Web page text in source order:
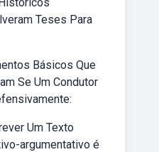
Teses Para
Básicos Que
Se Um Condutor
Um Texto
argumentativo é